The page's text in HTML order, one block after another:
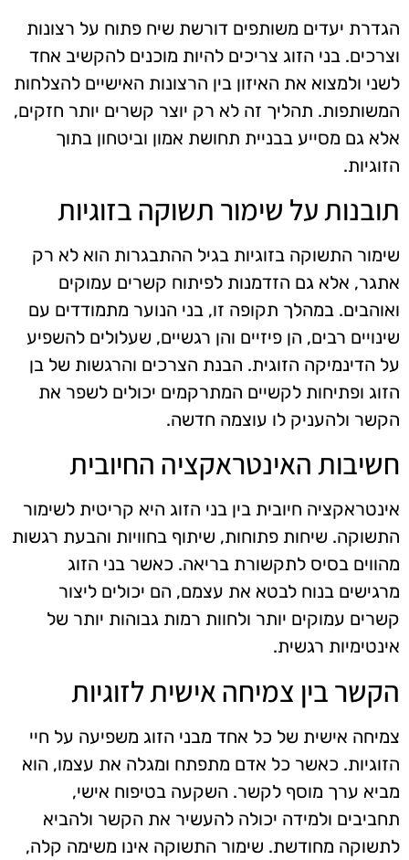
הגדרת יעדים משותפים דורשת שיח פתוח על רצונות
וצרכים. בני הזוג צריכים להיות מוכנים להקשיב אחד
לשני ולמצוא את האיזון בין הרצונות האישיים להצלחות
המשותפות. תהליך זה לא רק יוצר קשרים יותר חזקים,
אלא גם מסייע בבניית תחושת אמון וביטחון בתוך
הזוגיות.
תובנות על שימור תשוקה בזוגיות
שימור התשוקה בזוגיות בגיל ההתבגרות הוא לא רק
אתגר, אלא גם הזדמנות לפיתוח קשרים עמוקים
ואוהבים. במהלך תקופה זו, בני הנוער מתמודדים עם
שינויים רבים, הן פיזיים והן רגשיים, שעלולים להשפיע
על הדינמיקה הזוגית. הבנת הצרכים והרגשות של בן
הזוג ופתיחות לקשיים המתרקמים יכולים לשפר את
הקשר ולהעניק לו עוצמה חדשה.
חשיבות האינטראקציה החיובית
אינטראקציה חיובית בין בני הזוג היא קריטית לשימור
התשוקה. שיחות פתוחות, שיתוף בחוויות והבעת רגשות
מהווים בסיס לתקשורת בריאה. כאשר בני הזוג
מרגישים בנוח לבטא את עצמם, הם יכולים ליצור
קשרים עמוקים יותר ולחוות רמות גבוהות יותר של
אינטימיות רגשית.
הקשר בין צמיחה אישית לזוגיות
צמיחה אישית של כל אחד מבני הזוג משפיעה על חיי
הזוגיות. כאשר כל אדם מתפתח ומגלה את עצמו, הוא
מביא ערך מוסף לקשר. השקעה בטיפוח אישי,
תחביבים ולמידה יכולה להעשיר את הקשר ולהביא
לתשוקה מחודשת. שימור התשוקה אינו משימה קלה,